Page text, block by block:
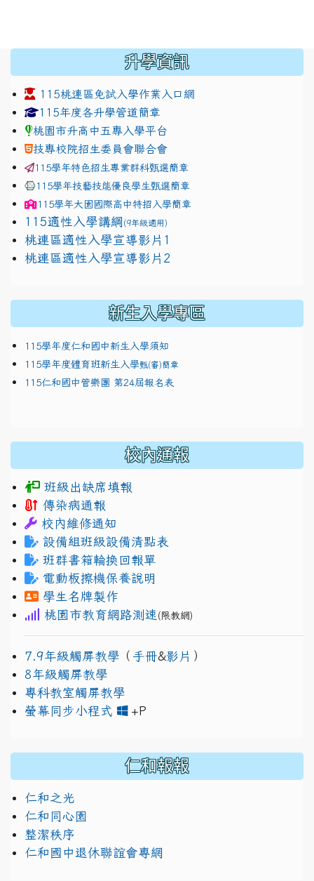
升學資訊
115桃連區免試入學作業入口網
link to https://www.jhjhs.tyc.edu.tw/modules/
115年度各升學管道簡章
桃園市升高中五專入學平台
技專校院招生委員會聯合會
115學年特色招生專業群科甄選簡章
115學年技藝技能優良學生甄選簡章
115學年大園國際高中特招入學簡章
115適性入學講綱 (9年級適用)
link to https://docs.google.com/presentation/d/
桃連區適性入學宣導影片1
link to https://docs.google.com/presentation/d/
桃連區適性入學宣導影片2
新生入學專區
115學年度仁和國中新生入學須知
115學年度體育班新生入學甄(審)簡章
115仁和國中管樂團 第24屆報名表
校內通報
班級出缺席填報
傳染病通報
校內維修通知
設備組班級設備清點表
班群書箱輪換回報單
電動板擦機保養說明
學生名牌製作
桃園市教育網路測速 (限教網)
7.9年級觸屏教學 （ 手冊&影片 ）
8年級觸屏教學
專科教室觸屏教學
螢幕同步小程式
+P
仁和報報
仁和之光
仁和同心園
整潔秩序
仁和國中退休聯誼會專網